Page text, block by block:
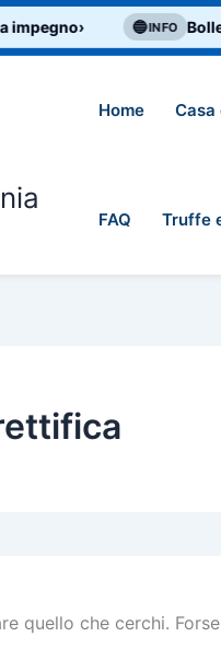
› 🔵INFO
Home Casa
FAQ Truffe
quello che cerchi.